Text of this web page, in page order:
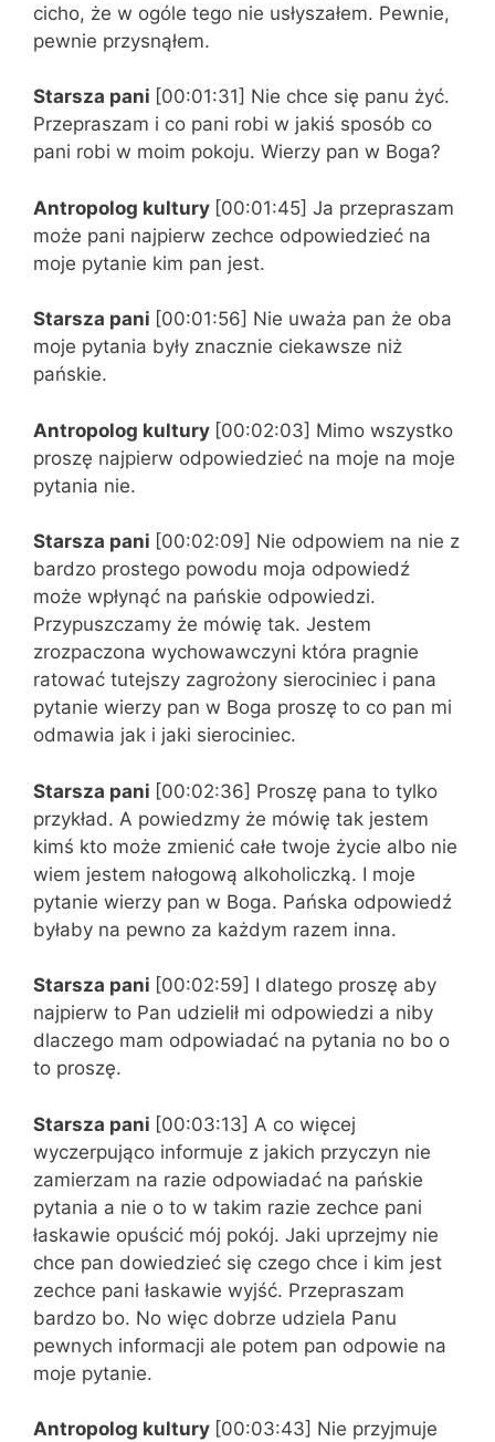
cicho, że w ogóle tego nie usłyszałem. Pewnie,
pewnie przysnąłem.
Starsza pani [00:01:31] Nie chce się panu żyć.
Przepraszam i co pani robi w jakiś sposób co
pani robi w moim pokoju. Wierzy pan w Boga?
Antropolog kultury [00:01:45] Ja przepraszam
może pani najpierw zechce odpowiedzieć na
moje pytanie kim pan jest.
Starsza pani [00:01:56] Nie uważa pan że oba
moje pytania były znacznie ciekawsze niż
pańskie.
Antropolog kultury [00:02:03] Mimo wszystko
proszę najpierw odpowiedzieć na moje na moje
pytania nie.
Starsza pani [00:02:09] Nie odpowiem na nie z
bardzo prostego powodu moja odpowiedź
może wpłynąć na pańskie odpowiedzi.
Przypuszczamy że mówię tak. Jestem
zrozpaczona wychowawczyni która pragnie
ratować tutejszy zagrożony sierociniec i pana
pytanie wierzy pan w Boga proszę to co pan mi
odmawia jak i jaki sierociniec.
Starsza pani [00:02:36] Proszę pana to tylko
przykład. A powiedzmy że mówię tak jestem
kimś kto może zmienić całe twoje życie albo nie
wiem jestem nałogową alkoholiczką. I moje
pytanie wierzy pan w Boga. Pańska odpowiedź
byłaby na pewno za każdym razem inna.
Starsza pani [00:02:59] I dlatego proszę aby
najpierw to Pan udzielił mi odpowiedzi a niby
dlaczego mam odpowiadać na pytania no bo o
to proszę.
Starsza pani [00:03:13] A co więcej
wyczerpująco informuje z jakich przyczyn nie
zamierzam na razie odpowiadać na pańskie
pytania a nie o to w takim razie zechce pani
łaskawie opuścić mój pokój. Jaki uprzejmy nie
chce pan dowiedzieć się czego chce i kim jest
zechce pani łaskawie wyjść. Przepraszam
bardzo bo. No więc dobrze udziela Panu
pewnych informacji ale potem pan odpowie na
moje pytanie.
Antropolog kultury [00:03:43] Nie przyjmuje